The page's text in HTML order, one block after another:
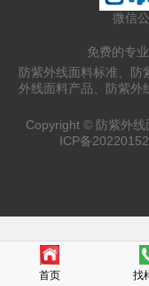
微信
免费的专
防紫外线面料标准、防
外线面料产品、防紫外
Copyright © 防紫外
ICP备
首页 找